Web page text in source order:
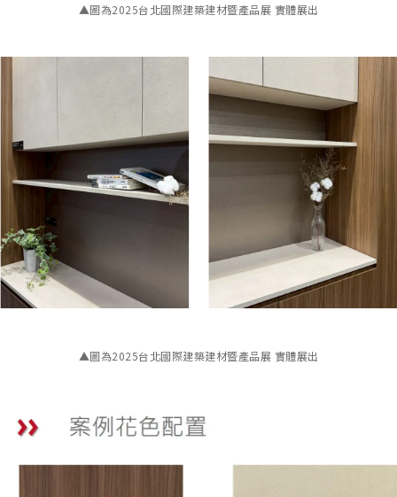
▲圖為2025台北國際建築建材暨產品展 實體展出
▲圖為2025台北國際建築建材暨產品展 實體展出